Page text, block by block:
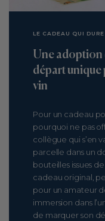
LE CADEAU QUI DURE
Une adoption
départ
vin
Pour un cadeau
pourquoi ne pas
collègue qui s’en
parcelle dans un
bouteilles issues
cadeau original,
pour un amateur
immersion dans
de marquer son